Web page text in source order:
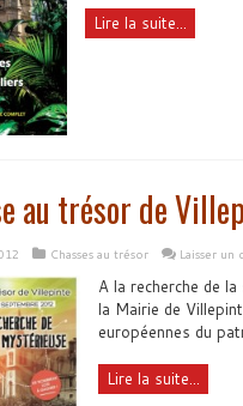
Lire la suite...
au trésor de
Chasses au trésor Laisser un
A la recherche de
la Mairie de
européennes du
Lire la suite...